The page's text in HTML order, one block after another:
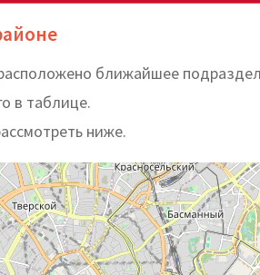
ближайшее
в таблице.
ниже.